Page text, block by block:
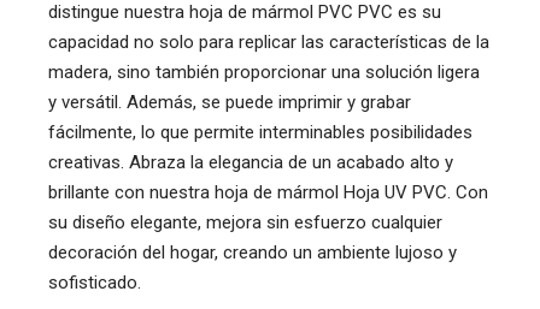
distingue nuestra hoja de mármol PVC PVC es su
capacidad no solo para replicar las características de la
madera, sino también proporcionar una solución ligera
y versátil. Además, se puede imprimir y grabar
fácilmente, lo que permite interminables posibilidades
creativas. Abraza la elegancia de un acabado alto y
brillante con nuestra hoja de mármol Hoja UV PVC. Con
su diseño elegante, mejora sin esfuerzo cualquier
decoración del hogar, creando un ambiente lujoso y
sofisticado.